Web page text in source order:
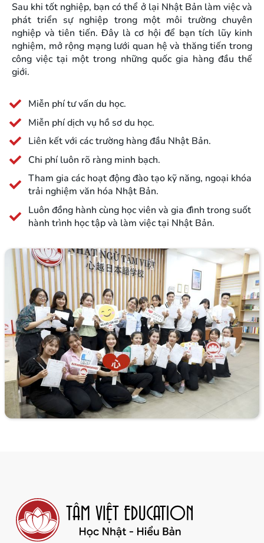
Sau khi tốt nghiệp, bạn có thể ở lại Nhật Bản làm việc và
phát triển sự nghiệp trong một môi trường chuyên
nghiệp và tiên tiến. Đây là cơ hội để bạn tích lũy kinh
nghiệm, mở rộng mạng lưới quan hệ và thăng tiến trong
công việc tại một trong những quốc gia hàng đầu thế
giới.
Miễn phí tư vấn du học.
Miễn phí dịch vụ hồ sơ du học.
Liên kết với các trường hàng đầu Nhật Bản.
Chi phí luôn rõ ràng minh bạch.
Tham gia các hoạt động đào tạo kỹ năng, ngoại khóa
trải nghiệm văn hóa Nhật Bản.
Luôn đồng hành cùng học viên và gia đình trong suốt
hành trình học tập và làm việc tại Nhật Bản.